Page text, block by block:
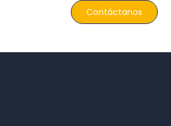
Contáctanos